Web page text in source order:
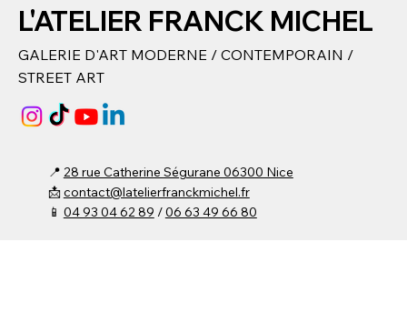
L'ATELIER FRANCK MICHEL
GALERIE D'ART MODERNE / CONTEMPORAIN /
STREET ART
📍 28 rue Catherine Ségurane 06300 Nice
📩contact@latelierfranckmichel.fr
📱 04 93 04 62 89 /06 63 49 66 80​